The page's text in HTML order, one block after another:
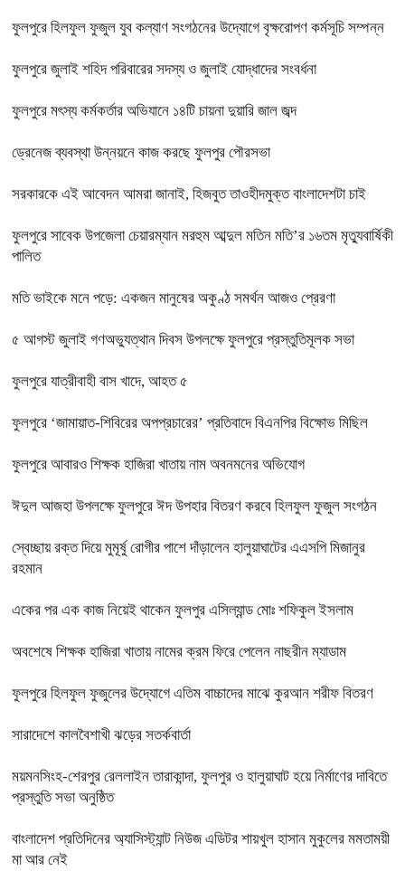
ফুলপুরে হিলফুল ফুজুল যুব কল্যাণ সংগঠনের উদ্যোগে বৃক্ষরোপণ কর্মসূচি সম্পন্ন
ফুলপুরে জুলাই শহিদ পরিবারের সদস্য ও জুলাই যোদ্ধাদের সংবর্ধনা
ফুলপুরে মৎস্য কর্মকর্তার অভিযানে ১৪টি চায়না দুয়ারি জাল জব্দ
ড্রেনেজ ব্যবস্থা উন্নয়নে কাজ করছে ফুলপুর পৌরসভা
সরকারকে এই আবেদন আমরা জানাই, হিজবুত তাওহীদমুক্ত বাংলাদেশটা চাই
ফুলপুরে সাবেক উপজেলা চেয়ারম্যান মরহুম আব্দুল মতিন মতি’র ১৬তম মৃত্যুবার্ষিকী
পালিত
মতি ভাইকে মনে পড়ে: একজন মানুষের অকুণ্ঠ সমর্থন আজও প্রেরণা
৫ আগস্ট জুলাই গণঅভ্যুত্থান দিবস উপলক্ষে ফুলপুরে প্রস্তুতিমূলক সভা
ফুলপুরে যাত্রীবাহী বাস খাদে, আহত ৫
ফুলপুরে ‘জামায়াত-শিবিরের অপপ্রচারের’ প্রতিবাদে বিএনপির বিক্ষোভ মিছিল
ফুলপুরে আবারও শিক্ষক হাজিরা খাতায় নাম অবনমনের অভিযোগ
ঈদুল আজহা উপলক্ষে ফুলপুরে ঈদ উপহার বিতরণ করবে হিলফুল ফুজুল সংগঠন
স্বেচ্ছায় রক্ত দিয়ে মুমূর্ষু রোগীর পাশে দাঁড়ালেন হালুয়াঘাটের এএসপি মিজানুর
রহমান
একের পর এক কাজ নিয়েই থাকেন ফুলপুর এসিল্যান্ড মোঃ শফিকুল ইসলাম
অবশেষে শিক্ষক হাজিরা খাতায় নামের ক্রম ফিরে পেলেন নাছরীন ম্যাডাম
ফুলপুরে হিলফুল ফুজুলের উদ্যোগে এতিম বাচ্চাদের মাঝে কুরআন শরীফ বিতরণ
সারাদেশে কালবৈশাখী ঝড়ের সতর্কবার্তা
ময়মনসিংহ-শেরপুর রেললাইন তারাকান্দা, ফুলপুর ও হালুয়াঘাট হয়ে নির্মাণের দাবিতে
প্রস্তুতি সভা অনুষ্ঠিত
বাংলাদেশ প্রতিদিনের অ্যাসিস্ট্যান্ট নিউজ এডিটর শায়খুল হাসান মুকুলের মমতাময়ী
মা আর নেই